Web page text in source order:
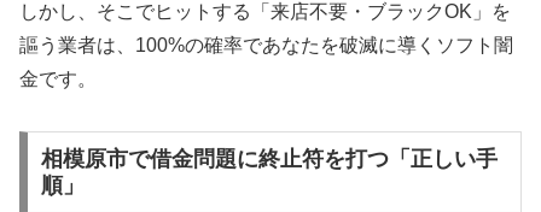
しかし、そこでヒットする「来店不要・ブラックOK」を
謳う業者は、100%の確率であなたを破滅に導くソフト闇
金です。
相模原市で借金問題に終止符を打つ「正しい手
順」